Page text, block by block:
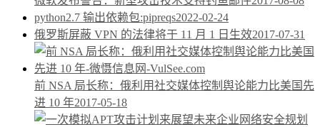
python2.7 输出依赖包:pipreqs2022-02-24
俄罗斯屏蔽 VPN 的法律将于 11 月 1 日生效2017-07-31
前 NSA 局长称：俄利用社交媒体控制舆论能力比美国先
进 10 年2017-05-18